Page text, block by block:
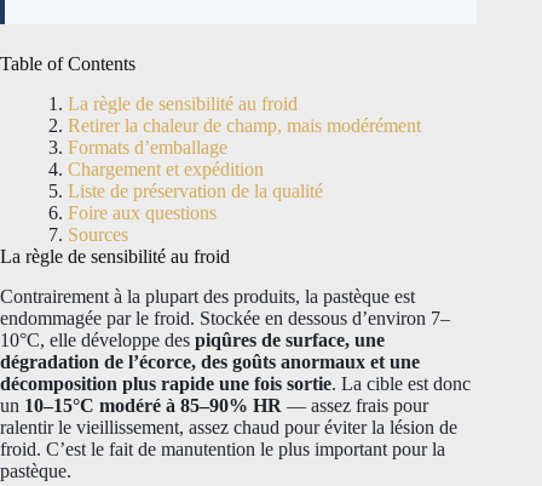
Table of Contents
La règle de sensibilité au froid
Retirer la chaleur de champ, mais modérément
Formats d’emballage
Chargement et expédition
Liste de préservation de la qualité
Foire aux questions
Sources
La règle de sensibilité au froid
Contrairement à la plupart des produits, la pastèque est
endommagée par le froid. Stockée en dessous d’environ 7–
10°C, elle développe des piqûres de surface, une
dégradation de l’écorce, des goûts anormaux et une
décomposition plus rapide une fois sortie. La cible est donc
un 10–15°C modéré à 85–90% HR — assez frais pour
ralentir le vieillissement, assez chaud pour éviter la lésion de
froid. C’est le fait de manutention le plus important pour la
pastèque.